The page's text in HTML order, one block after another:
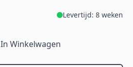
Levertijd: 8 weken
In Winkelwagen